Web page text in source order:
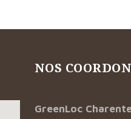
NOS
GreenLoc